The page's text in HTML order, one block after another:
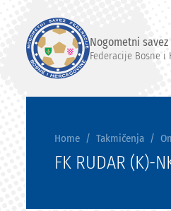
Nogometni savez
Federacije Bosne i
Home Takmičenja
FK RUDAR (K)-